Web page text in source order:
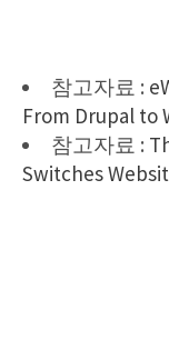
참고자료 :
From Drupal to
참고자료 :
Switches